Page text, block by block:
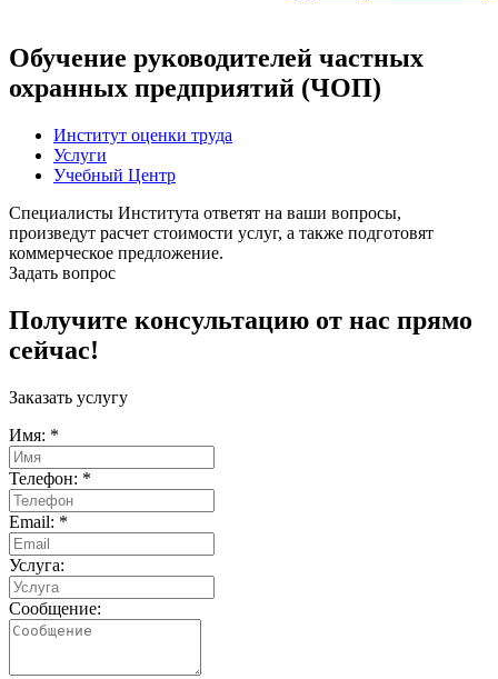
Обучение руководителей частных
охранных предприятий (ЧОП)
Институт оценки труда
Услуги
Учебный Центр
Специалисты Института ответят на ваши вопросы,
произведут расчет стоимости услуг, а также подготовят
коммерческое предложение.
Задать вопрос
Получите консультацию от нас прямо
сейчас!
Заказать услугу
Имя: *
Телефон: *
Email: *
Услуга:
Сообщение: